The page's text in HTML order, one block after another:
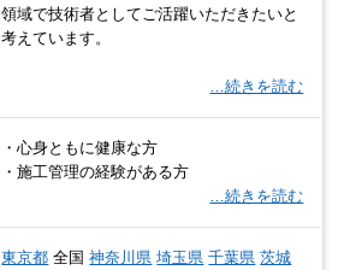
領域で技術者としてご活躍いただきたいと
考えています。
…続きを読む
・心身ともに健康な方
・施工管理の経験がある方
…続きを読む
東京都 全国神奈川県 埼玉県 千葉県 茨城